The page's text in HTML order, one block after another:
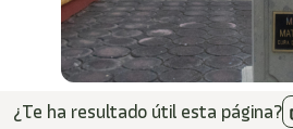
¿Te ha resultado útil esta página?